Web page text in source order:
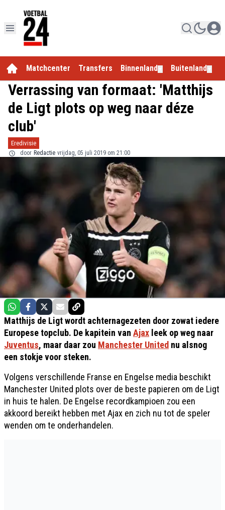
Matchcenter Transfers Binnenland Buitenland
Verrassing van formaat: 'Matthijs
de Ligt plots op weg naar déze
club'
Eredivisie
door Redactie vrijdag, 05 juli 2019 om 21:00
Matthijs de Ligt wordt achternagezeten door zowat iedere
Europese topclub. De kapitein van Ajax leek op weg naar
Juventus, maar daar zou Manchester United nu alsnog
een stokje voor steken.
Volgens verschillende Franse en Engelse media beschikt
Manchester United plots over de beste papieren om de Ligt
in huis te halen. De Engelse recordkampioen zou een
akkoord bereikt hebben met Ajax en zich nu tot de speler
wenden om te onderhandelen.